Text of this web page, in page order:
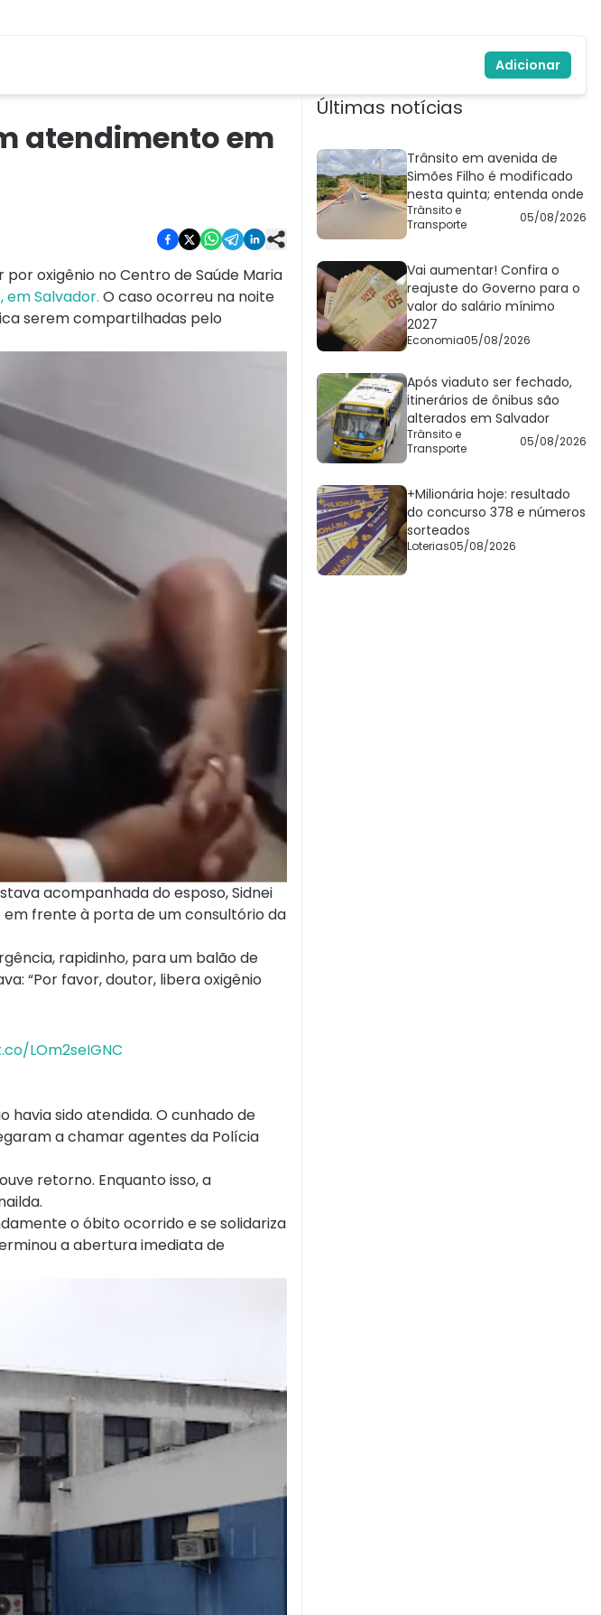
Adicionar
atendimento em
oxigênio no Centro de Saúde Maria
em Salvador. O caso ocorreu na noite
serem compartilhadas pelo
acompanhada do esposo, Sidnei
em frente à porta de um consultório da
rapidinho, para um balão de
“Por favor, doutor, libera oxigênio
LOm2seIGNC
havia sido atendida. O cunhado de
a chamar agentes da Polícia
retorno. Enquanto isso, a
o óbito ocorrido e se solidariza
a abertura imediata de
Últimas notícias
Trânsito em avenida de
Simões Filho é modificado
nesta quinta; entenda onde
Trânsito e
Transporte
05/08/2026
Vai aumentar! Confira o
reajuste do Governo para o
valor do salário mínimo
2027
Economia05/08/2026
Após viaduto ser fechado,
itinerários de ônibus são
alterados em Salvador
Trânsito e
Transporte
05/08/2026
+Milionária hoje: resultado
do concurso 378 e números
sorteados
Loterias05/08/2026